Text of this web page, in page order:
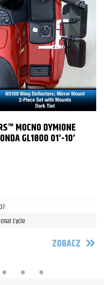
MOCNO DYMIONE
GL1800 01′-10′
Cycle
ZOBACZ